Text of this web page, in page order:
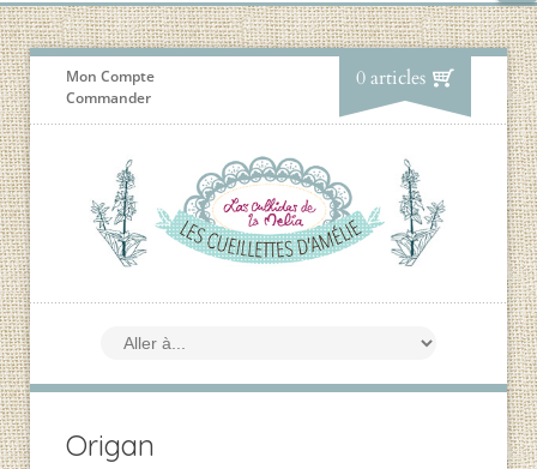
Mon Compte
Commander
0 articles
Origan